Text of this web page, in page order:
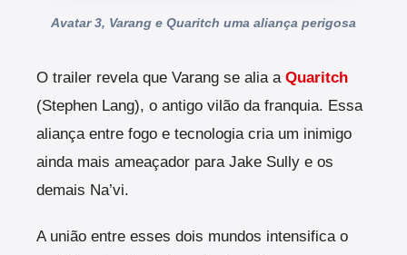
Avatar 3, Varang e Quaritch uma aliança perigosa
O trailer revela que Varang se alia a Quaritch
(Stephen Lang), o antigo vilão da franquia. Essa
aliança entre fogo e tecnologia cria um inimigo
ainda mais ameaçador para Jake Sully e os
demais Na’vi.
A união entre esses dois mundos intensifica o